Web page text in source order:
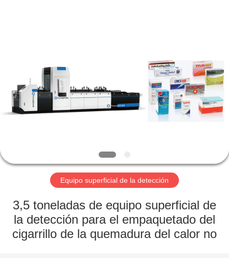
PRODUCTOS
SOBRE
VIAJE
LA
FÁBRICA
Equipo superficial de la detección
3,5 toneladas de equipo superficial de
la detección para el empaquetado del
cigarrillo de la quemadura del calor no